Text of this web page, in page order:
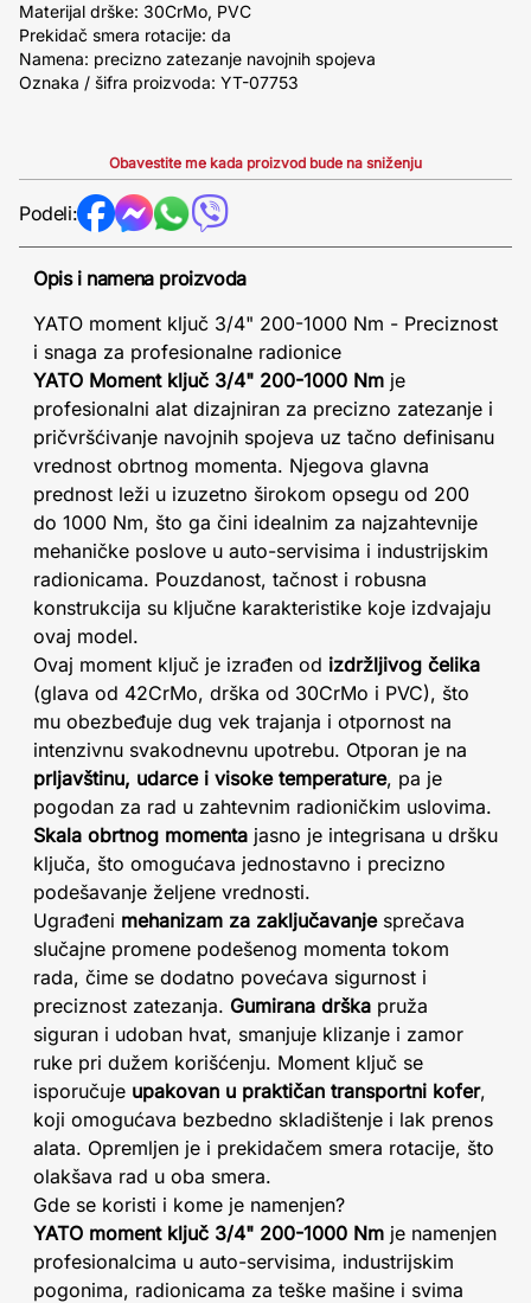
Materijal drške: 30CrMo, PVC
Prekidač smera rotacije: da
Namena: precizno zatezanje navojnih spojeva
Oznaka / šifra proizvoda: YT-07753
Obavestite me kada proizvod bude na sniženju
Podeli:
Opis i namena proizvoda
YATO moment ključ 3/4" 200-1000 Nm - Preciznost
i snaga za profesionalne radionice
YATO Moment ključ 3/4" 200-1000 Nm je
profesionalni alat dizajniran za precizno zatezanje i
pričvršćivanje navojnih spojeva uz tačno definisanu
vrednost obrtnog momenta. Njegova glavna
prednost leži u izuzetno širokom opsegu od 200
do 1000 Nm, što ga čini idealnim za najzahtevnije
mehaničke poslove u auto-servisima i industrijskim
radionicama. Pouzdanost, tačnost i robusna
konstrukcija su ključne karakteristike koje izdvajaju
ovaj model.
Ovaj moment ključ je izrađen od izdržljivog čelika
(glava od 42CrMo, drška od 30CrMo i PVC), što
mu obezbeđuje dug vek trajanja i otpornost na
intenzivnu svakodnevnu upotrebu. Otporan je na
prljavštinu, udarce i visoke temperature, pa je
pogodan za rad u zahtevnim radioničkim uslovima.
Skala obrtnog momenta jasno je integrisana u dršku
ključa, što omogućava jednostavno i precizno
podešavanje željene vrednosti.
Ugrađeni mehanizam za zaključavanjesprečava
slučajne promene podešenog momenta tokom
rada, čime se dodatno povećava sigurnost i
preciznost zatezanja. Gumirana drška pruža
siguran i udoban hvat, smanjuje klizanje i zamor
ruke pri dužem korišćenju. Moment ključ se
isporučuje upakovan u praktičan transportni kofer,
koji omogućava bezbedno skladištenje i lak prenos
alata. Opremljen je i prekidačem smera rotacije, što
olakšava rad u oba smera.
Gde se koristi i kome je namenjen?
YATO moment ključ 3/4" 200-1000 Nm je namenjen
profesionalcima u auto-servisima, industrijskim
pogonima, radionicama za teške mašine i svima